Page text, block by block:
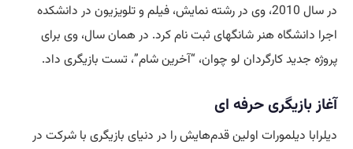
در سال 2010، وی در رشته نمایش، فیلم و تلویزیون در دانشکده
اجرا دانشگاه هنر شانگهای ثبت نام کرد. در همان سال، وی برای
پروژه جدید کارگردان لو چوان، “آخرین شام”، تست بازیگری داد.
آغاز بازیگری حرفه ای
دیلرابا دیلمورات اولین قدم‌هایش را در دنیای بازیگری با شرکت در